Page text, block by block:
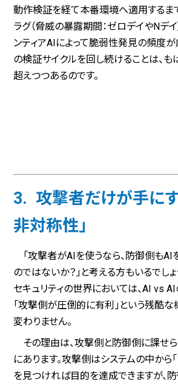
動作検証を経て本番環境へ適用するま
ラグ（脅威の暴露期間：ゼロデイやNデイ
ンティアAIによって脆弱性発見の頻度が
の検証サイクルを回し続けることは、
超えつつあるのです。
3. 攻撃者だけが手にす
非対称性」
「攻撃者がAIを使うなら、防御側もAI
のではないか？」と考える方もいるでしょ
セキュリティの世界においては、AI vs
「攻撃側が圧倒的に有利」という残酷
変わりません。
その理由は、攻撃側と防御側に課せ
にあります。攻撃側はシステムの中から「
を見つければ目的を達成できますが、防